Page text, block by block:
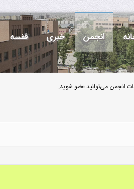
انجمن خبری قفسه
انجمن می‌توانید عضو شوید.